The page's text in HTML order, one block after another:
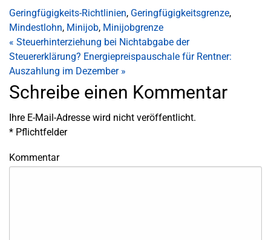
Geringfügigkeits-Richtlinien, Geringfügigkeitsgrenze,
Mindestlohn, Minijob, Minijobgrenze
« Steuerhinterziehung bei Nichtabgabe der
Steuererklärung? Energiepreispauschale für Rentner:
Auszahlung im Dezember »
Schreibe einen Kommentar
Ihre E-Mail-Adresse wird nicht veröffentlicht.
* Pflichtfelder
Kommentar